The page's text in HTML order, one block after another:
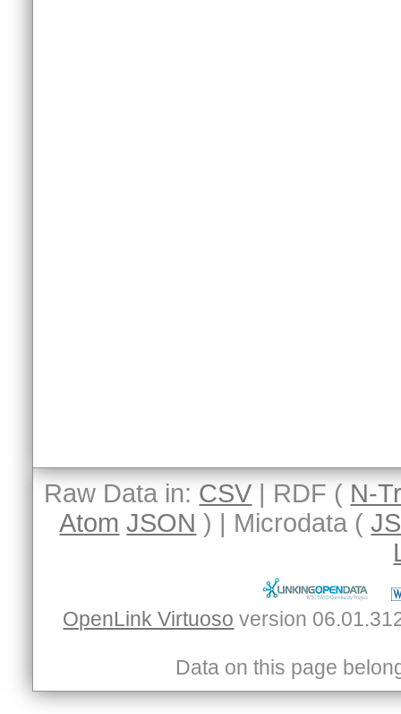
Raw Data in: CSV | RDF ( N-
Atom JSON ) | Microdata (
OpenLink Virtuoso
Data on this page